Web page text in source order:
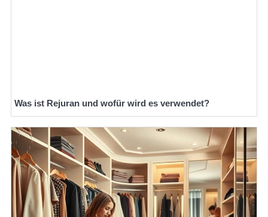
Was ist Rejuran und wofür wird es verwendet?